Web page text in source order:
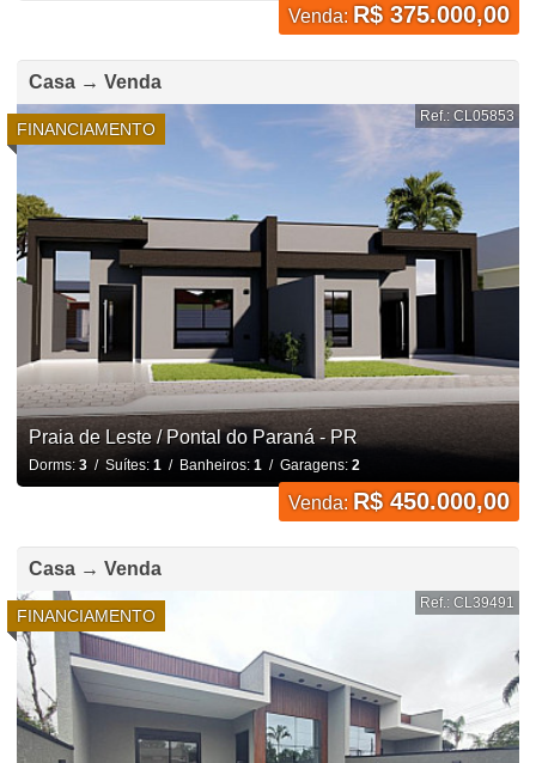
Venda: R$ 375.000,00
Casa → Venda
FINANCIAMENTO
Ref.: CL05853
Praia de Leste / Pontal do Paraná - PR
Dorms: 3/ Suítes: 1 / Banheiros: 1 / Garagens: 2
Venda: R$ 450.000,00
Casa → Venda
FINANCIAMENTO
Ref.: CL39491